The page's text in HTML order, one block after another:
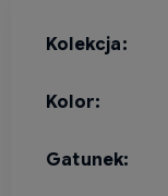
Kolekcja:
Kolor:
Gatunek: